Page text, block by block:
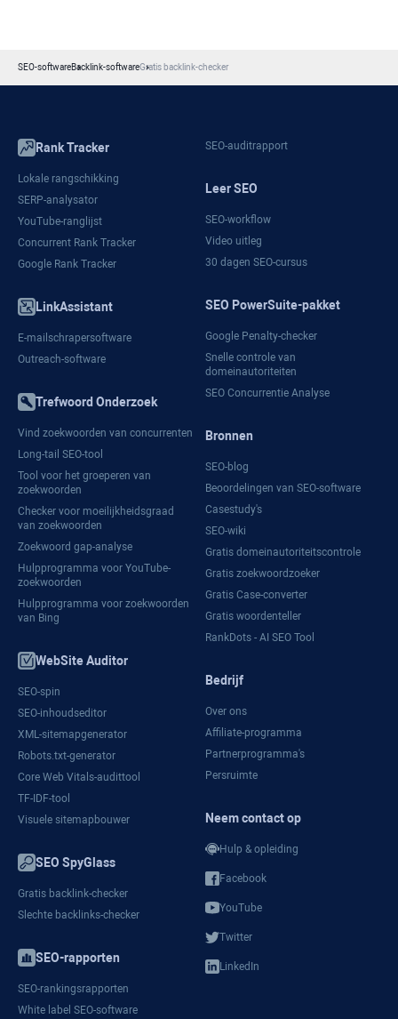
SEO-softwareBacklink-softwareGratis backlink-checker
Rank Tracker
Lokale rangschikking
SERP-analysator
YouTube-ranglijst
Concurrent Rank Tracker
Google Rank Tracker
LinkAssistant
E-mailschrapersoftware
Outreach-software
Trefwoord Onderzoek
Vind zoekwoorden van concurrenten
Long-tail SEO-tool
Tool voor het groeperen van
zoekwoorden
Checker voor moeilijkheidsgraad
van zoekwoorden
Zoekwoord gap-analyse
Hulpprogramma voor YouTube-
zoekwoorden
Hulpprogramma voor zoekwoorden
van Bing
WebSite Auditor
SEO-spin
SEO-inhoudseditor
XML-sitemapgenerator
Robots.txt-generator
Core Web Vitals-audittool
TF-IDF-tool
Visuele sitemapbouwer
SEO SpyGlass
Gratis backlink-checker
Slechte backlinks-checker
SEO-rapporten
SEO-rankingsrapporten
White label SEO-software
SEO-auditrapport
Leer SEO
SEO-workflow
Video uitleg
30 dagen SEO-cursus
SEO PowerSuite-pakket
Google Penalty-checker
Snelle controle van
domeinautoriteiten
SEO Concurrentie Analyse
Bronnen
SEO-blog
Beoordelingen van SEO-software
Casestudy's
SEO-wiki
Gratis domeinautoriteitscontrole
Gratis zoekwoordzoeker
Gratis Case-converter
Gratis woordenteller
RankDots - AI SEO Tool
Bedrijf
Over ons
Affiliate-programma
Partnerprogramma's
Persruimte
Neem contact op
Hulp & opleiding
Facebook
YouTube
Twitter
LinkedIn